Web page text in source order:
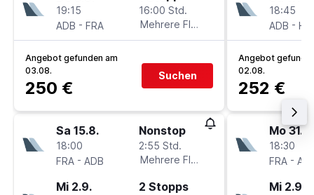
19:15
ADB - FRA
16:00 Std.
Mehrere Fluglinien
Angebot gefunden am
03.08.
250 €
Suchen
Sa 15.8.
18:00
FRA - ADB
Nonstop
2:55 Std.
Mehrere Fluglinien
Mi 2.9. 2 Stopps
18:45
ADB -
Angebot
02.08.
252 €
Mo 31.8.
18:30
FRA -
Mi 2.9.